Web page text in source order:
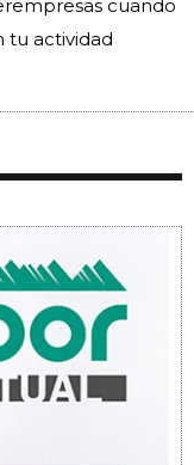
cuando
tu actividad